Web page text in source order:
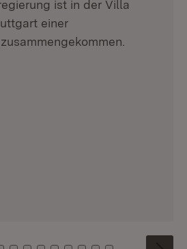
ist in der Villa
einer